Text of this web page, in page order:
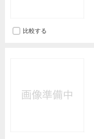
比較する